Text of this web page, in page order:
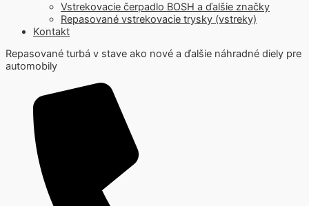
Vstrekovacie čerpadlo BOSH a ďalšie značky
Repasované vstrekovacie trysky (vstreky)
Kontakt
Repasované turbá v stave ako nové a ďalšie náhradné diely pre
automobily